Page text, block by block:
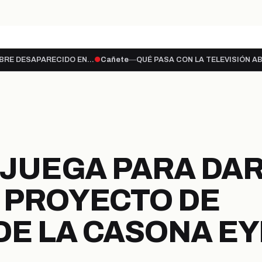
—QUÉ PASA CON LA TELEVISIÓN ABIERTA?●Cañete—
PARA
DE
LA CASONA